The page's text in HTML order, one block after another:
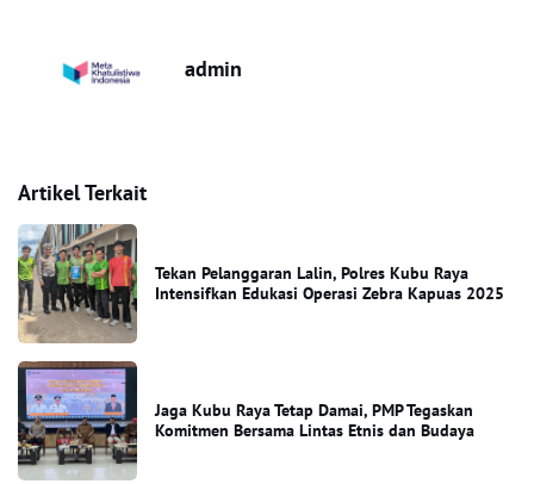
admin
Artikel Terkait
Tekan Pelanggaran Lalin, Polres Kubu Raya
Intensifkan Edukasi Operasi Zebra Kapuas 2025
Jaga Kubu Raya Tetap Damai, PMP Tegaskan
Komitmen Bersama Lintas Etnis dan Budaya